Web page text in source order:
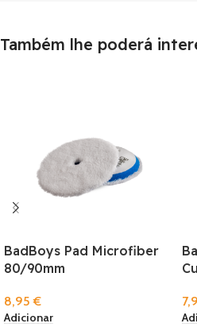
Também lhe poderá
BadBoys Pad Microfiber
80/90mm
8,95€
Adicionar